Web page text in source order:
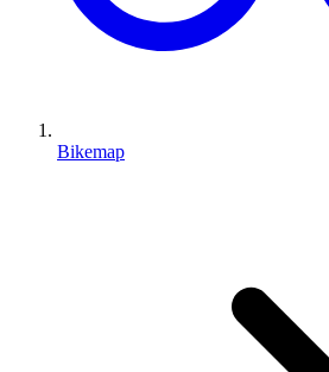
Bikemap